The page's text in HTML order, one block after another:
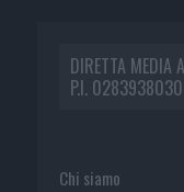
DIRETTA MEDIA
P.I.
Chi siamo